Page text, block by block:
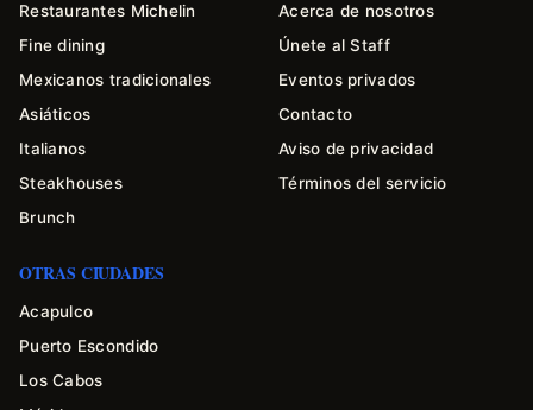
Restaurantes Michelin
Fine dining
Mexicanos tradicionales
Asiáticos
Italianos
Steakhouses
Brunch
Acerca de nosotros
Únete al Staff
Eventos privados
Contacto
Aviso de privacidad
Términos del servicio
OTRAS CIUDADES
Acapulco
Puerto Escondido
Los Cabos